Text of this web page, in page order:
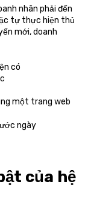
nhân phải đến
tự thực hiện thủ
mới, doanh
có
một trang web
ngày
của hệ